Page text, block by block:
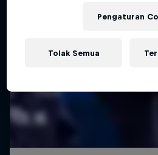
Pengaturan
Tolak Semua